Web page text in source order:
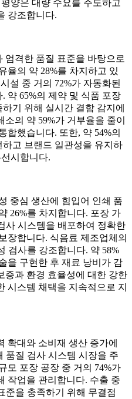
양은 대량 수요를 주도하고
강조합니다.
엄격한 품질 표준을 바탕으로
율의 약 28%를 차지하고 있
설 중 거의 72%가 자동화된
약 65%의 제약 및 식품 포장
기 위해 실시간 결함 감지에
의 약 59%가 거부율을 줄이
합했습니다. 또한, 약 54%의
고 브랜드 일관성을 유지하
시합니다.
중심 생산에 힘입어 인쇄 품
26%를 차지합니다. 포장 가
사 시스템을 배포하여 정확한
장합니다. 식음료 제조업체의
검사를 강조합니다. 약 58%
을 구현한 후 재료 낭비가 감
증과 환경 효율성에 대한 강한
시스템 채택을 지속적으로 지
확대와 소비재 생산 증가에
품질 검사 시스템 시장을 주
모 포장 공장 중 거의 74%가
작업을 관리합니다. 수출 중
준을 충족하기 위해 무결점